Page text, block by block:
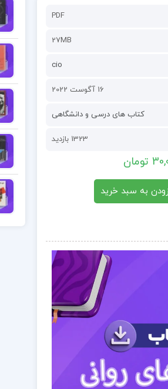
PDF
27MB
cio
16 آگوست 2022
کتاب های درسی و دانشگاهی
1323 بازدید
تومان
به سبد خرید